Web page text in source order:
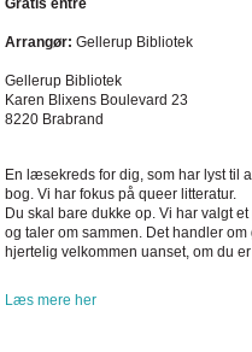
Gratis entré
Arrangør: Gellerup Bibliotek
Gellerup Bibliotek
Karen Blixens Boulevard 23
8220 Brabrand
En læsekreds for dig, som har lyst til
bog. Vi har fokus på queer litteratur.
Du skal bare dukke op. Vi har valgt
og taler om sammen. Det handler
hjertelig velkommen uanset, om du
Læs mere her